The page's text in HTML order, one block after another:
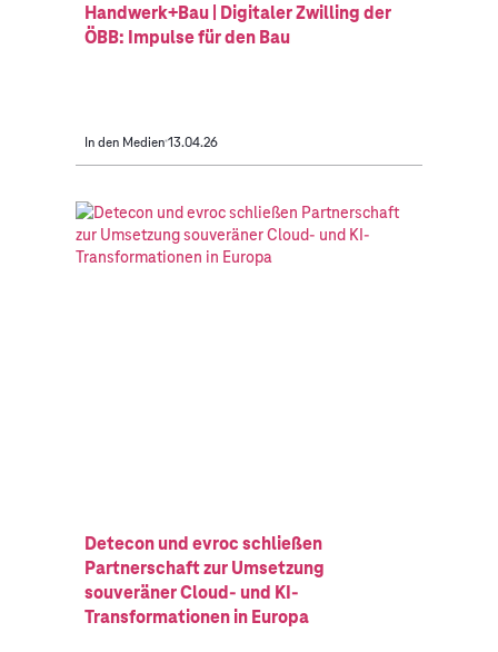
Handwerk+Bau | Digitaler Zwilling der
ÖBB: Impulse für den Bau
In den Medien 13.04.26
Detecon und evroc schließen
Partnerschaft zur Umsetzung
souveräner Cloud- und KI-
Transformationen in Europa